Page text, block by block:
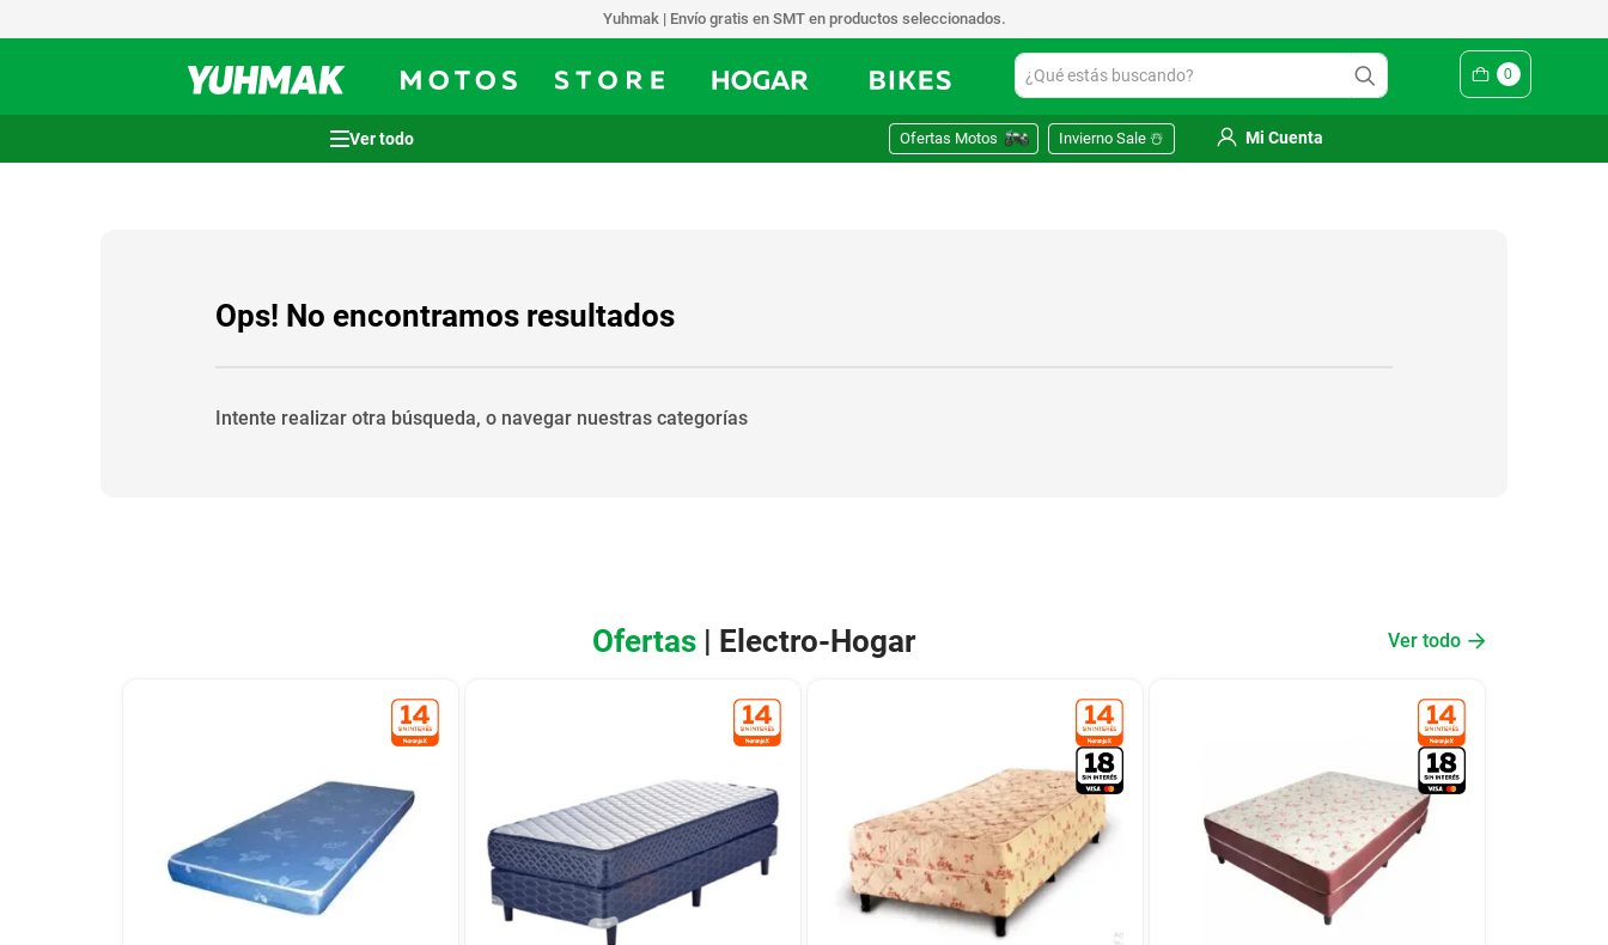
Yuhmak | Envío gratis en SMT en productos seleccionados.
¿Qué estás buscando? 0
Ofertas Motos Invierno Sale ☃️ Mi Cuenta
Ops! No encontramos resultados
Intente realizar otra búsqueda, o navegar nuestras categorías
Ofertas | Electro-Hogar Ver todo